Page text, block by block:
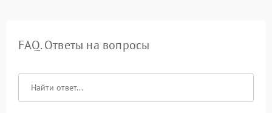
FAQ. Ответы на вопросы